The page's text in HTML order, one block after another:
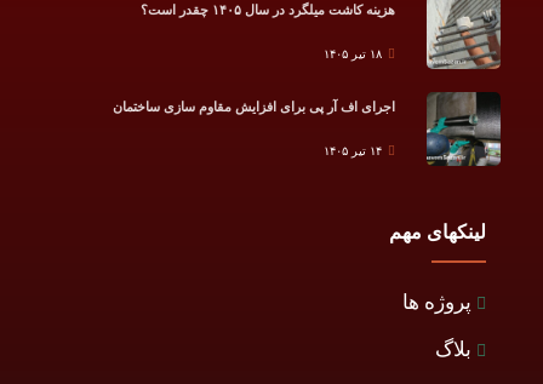
هزینه کاشت میلگرد در سال ۱۴۰۵ چقدر است؟
۱۸ تیر ۱۴۰۵
اجرای اف آر پی برای افزایش مقاوم سازی ساختمان
۱۴ تیر ۱۴۰۵
لینکهای مهم
پروژه ها
بلاگ